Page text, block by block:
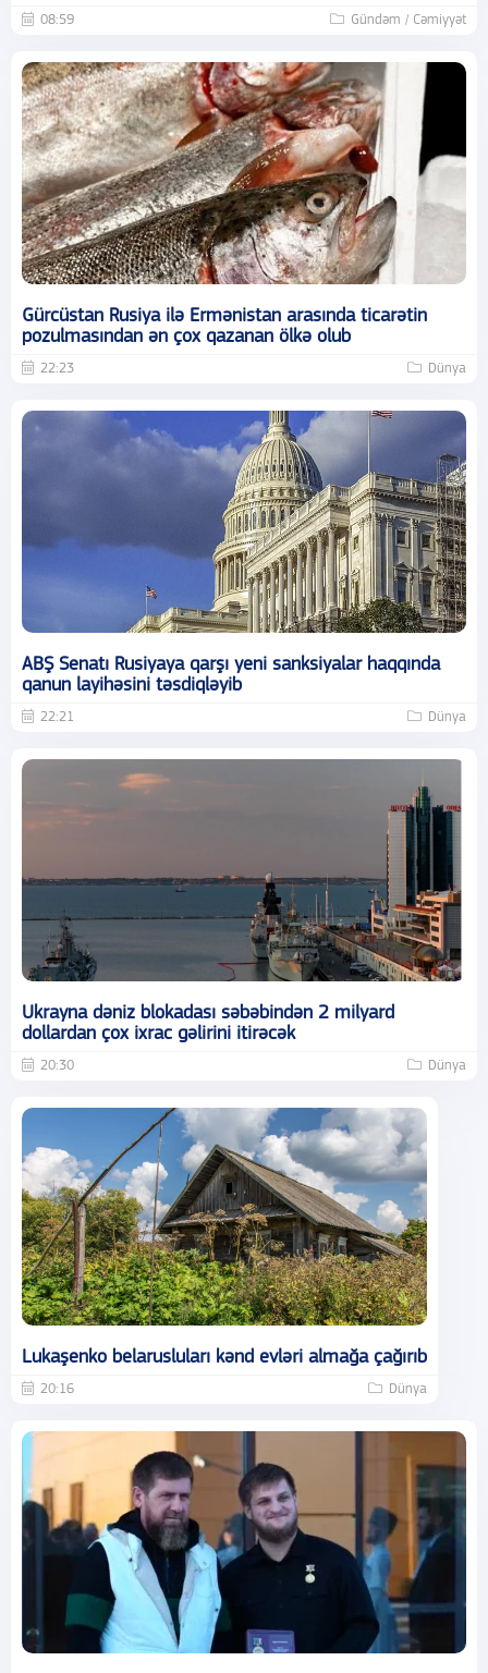
08:59 Gündəm / Cəmiyyət
Gürcüstan Rusiya ilə Ermənistan arasında ticarətin
pozulmasından ən çox qazanan ölkə olub
22:23 Dünya
ABŞ Senatı Rusiyaya qarşı yeni sanksiyalar haqqında
qanun layihəsini təsdiqləyib
22:21 Dünya
Ukrayna dəniz blokadası səbəbindən 2 milyard
dollardan çox ixrac gəlirini itirəcək
20:30 Dünya
Lukaşenko belarusluları kənd evləri almağa çağırıb
20:16 Dünya